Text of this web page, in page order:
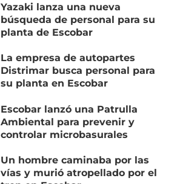
Yazaki lanza una nueva
búsqueda de personal para su
planta de Escobar
La empresa de autopartes
Distrimar busca personal para
su planta en Escobar
Escobar lanzó una Patrulla
Ambiental para prevenir y
controlar microbasurales
Un hombre caminaba por las
vías y murió atropellado por el